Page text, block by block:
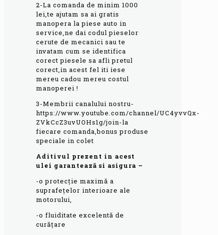
2-La comanda de minim 1000
lei,te ajutam sa ai gratis
manopera la piese auto in
service,ne dai codul pieselor
cerute de mecanici sau te
invatam cum se identifica
corect piesele sa afli pretul
corect,in acest fel iti iese
mereu cadou mereu costul
manoperei !
3-Membrii canalului nostru-
https://www.youtube.com/channel/UC4yvvQx-
ZVkCcZ3uvUOHs1g/join-la
fiecare comanda,bonus produse
speciale in colet
Aditivul prezent in acest
ulei garantează si asigura –
-o protecție maximă a
suprafețelor interioare ale
motorului,
-o fluiditate excelentă de
curățare